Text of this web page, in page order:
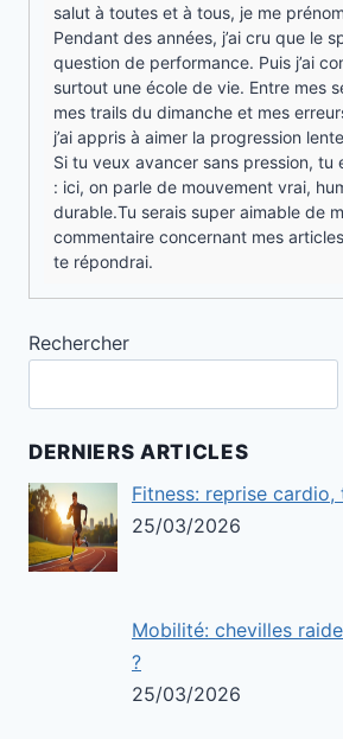
salut à toutes et à tous, je me
Pendant des années, j’ai cru que le
question de performance. Puis j’ai
surtout une école de vie. Entre mes
mes trails du dimanche et mes
j’ai appris à aimer la progression
Si tu veux avancer sans pression, tu
: ici, on parle de mouvement vrai,
durable.Tu serais super aimable de
commentaire concernant mes
te répondrai.
Rechercher
DERNIERS ARTICLES
Fitness: reprise
25/03/2026
Mobilité: chevilles
?
25/03/2026